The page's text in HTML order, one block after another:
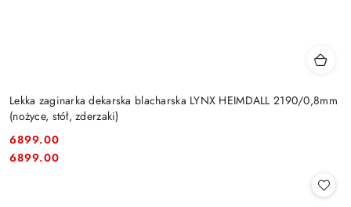
Lekka zaginarka dekarska blacharska LYNX HEIMDALL 2190/0,8mm
(nożyce, stół, zderzaki)
Cena:
6899.00
Cena:
6899.00